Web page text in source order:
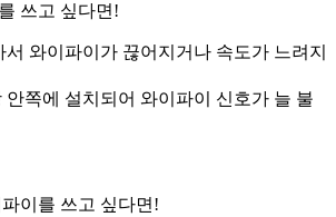
쓰고 싶다면!
서 와이파이가 끊어지거나 속도가 느려지
안쪽에 설치되어 와이파이 신호가 늘 불
이를 쓰고 싶다면!